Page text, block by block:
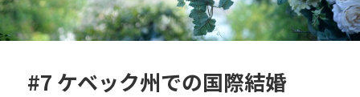
#7 ケベック州での国際結婚